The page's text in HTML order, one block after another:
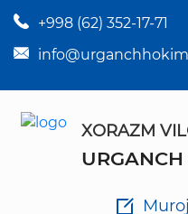
+998 (62) 352-17-71
XORAZM
Tuman hokim qarorlari
Tuman hokimi
Tuman hokimligi ish